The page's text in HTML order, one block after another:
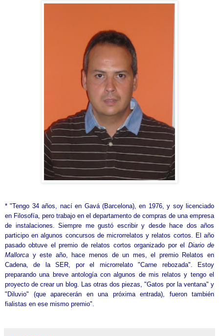
* "Tengo 34 años, nací en Gavá (Barcelona), en 1976, y soy licenciado
en Filosofía, pero trabajo en el departamento de compras de una empresa
de instalaciones. Siempre me gustó escribir y desde hace dos años
participo en algunos concursos de microrrelatos y relatos cortos. El año
pasado obtuve el premio de relatos cortos organizado por el Diario de
Mallorca y este año, hace menos de un mes, el premio Relatos en
Cadena, de la SER, por el microrrelato "Carne rebozada". Estoy
preparando una breve antología con algunos de mis relatos y tengo el
proyecto de crear un blog. Las otras dos piezas, "Gatos por la ventana" y
"Diluvio" (que aparecerán en una próxima entrada), fueron también
fialistas en ese mismo premio".